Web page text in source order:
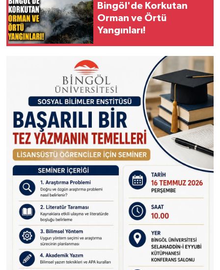
Bingöl'de Korkutan
Orman ve Örtü
Yangınları!